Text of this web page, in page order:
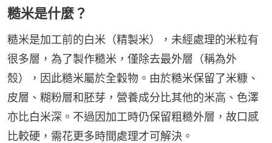
糙米是什麼？
糙米是加工前的白米（精製米），未經處理的米粒有
很多層，為了製作糙米，僅除去最外層（稱為外
殼），因此糙米屬於全穀物。由於糙米保留了米糠、
皮層、糊粉層和胚芽，營養成分比其他的米高、色澤
亦比白米深。不過因加工時仍保留粗糙外層，故口感
比較硬，需花更多時間處理才可解決。